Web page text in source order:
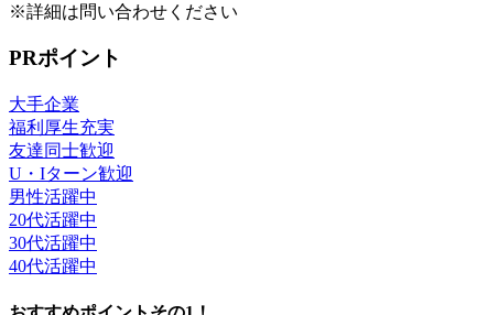
※詳細は問い合わせください
PRポイント
大手企業
福利厚生充実
友達同士歓迎
U・Iターン歓迎
男性活躍中
20代活躍中
30代活躍中
40代活躍中